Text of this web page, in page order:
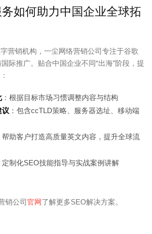
如何助力中国企业全球拓
营销机构，一尘网络营销公司专注于谷歌
际推广。贴合中国企业不同“出海”阶段，提
：根据目标市场习惯调整内容与结构
议 ：包含ccTLD策略、服务器选址、移动端
帮助客户打造高质量英文内容，提升全球流
定制化SEO技能指导与实战案例讲解
销公司 官网了解更多SEO解决方案。